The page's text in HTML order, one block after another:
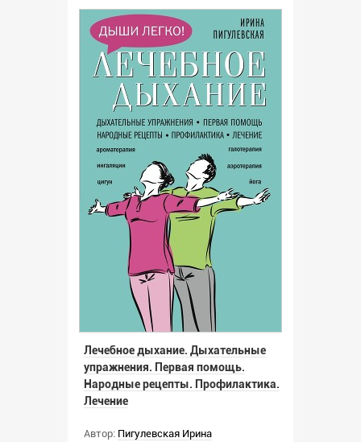
Лечебное дыхание. Дыхательные
упражнения. Первая помощь.
Народные рецепты. Профилактика.
Лечение
Автор: Пигулевская Ирина